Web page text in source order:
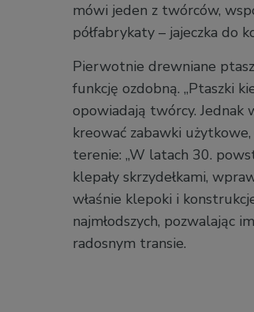
mówi jeden z twórców,
półfabrykaty – jajeczka do
Pierwotnie drewniane
funkcję ozdobną. „Ptaszki
opowiadają twórcy. Jednak
kreować zabawki
terenie: „W latach 30.
klepały skrzydełkami,
właśnie klepoki i
najmłodszych, pozwalając
radosnym transie.